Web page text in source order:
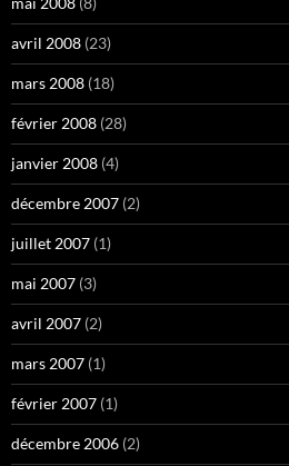
avril 2008 (23)
mars 2008 (18)
février 2008 (28)
janvier 2008 (4)
décembre 2007 (2)
juillet 2007 (1)
mai 2007 (3)
avril 2007 (2)
mars 2007 (1)
février 2007 (1)
décembre 2006 (2)